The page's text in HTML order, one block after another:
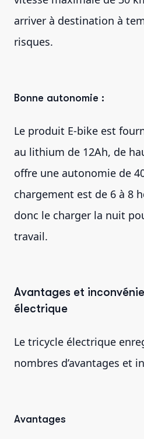
arriver à destination à
risques.
Bonne autonomie :
Le produit E-bike est
au lithium de 12Ah, de
offre une autonomie de
chargement est de 6 à 8
donc le charger la nuit
travail.
Avantages et
électrique
Le tricycle électrique
nombres d’avantages et
Avantages